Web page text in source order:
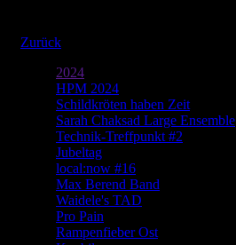
Zurück
2024
HPM 2024
Schildkröten haben Zeit
Sarah Chaksad Large Ensemble
Technik-Treffpunkt #2
Jubeltag
local:now #16
Max Berend Band
Waidele's TAD
Pro Pain
Rampenfieber Ost